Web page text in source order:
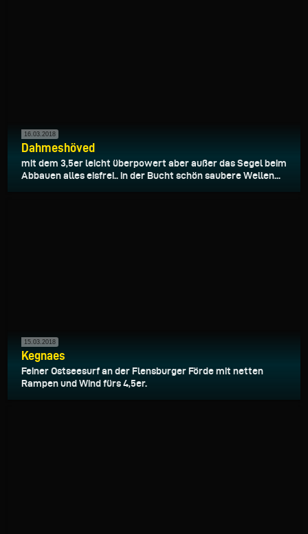
16.03.2018
Dahmeshöved
mit dem 3,5er leicht überpowert aber außer das Segel beim
Abbauen alles eisfrei.. in der Bucht schön saubere Wellen...
15.03.2018
Kegnaes
Feiner Ostseesurf an der Flensburger Förde mit netten
Rampen und Wind fürs 4,5er.